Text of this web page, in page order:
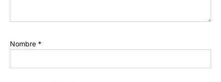
Nombre *